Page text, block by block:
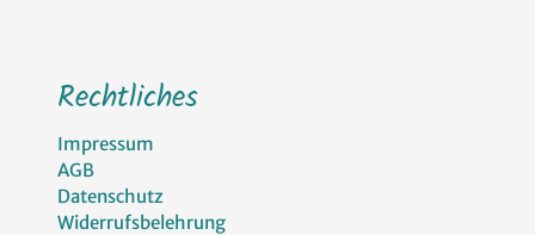
Rechtliches
Impressum
AGB
Datenschutz
Widerrufsbelehrung